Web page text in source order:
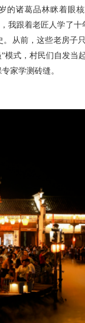
诸葛品林眯着眼
我跟着老匠人学了
从前，这些老房
式，村民们自发当
家学测砖缝。